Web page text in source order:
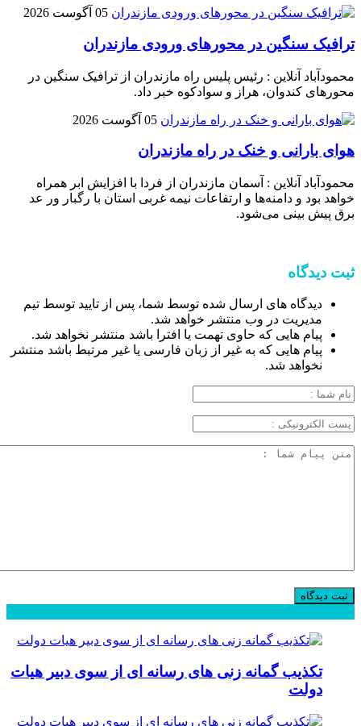
05 آگوست 2026
ترافیک سنگین در محور‌های ورودی مازندران
محمودآباد آنلاین : رئیس پلیس راه مازندران از ترافیک سنگین در
محور‌های کندوان، هراز و سوادکوه خبر داد.
05 آگوست 2026
هوای بارانی و خنک در راه مازندران
محمودآباد آنلاین : آسمان مازندران از فردا با افزایش ابر همراه
خواهد بود و دامنه‌ها و ارتفاعات نیمه غربی استان با رگبار ور عد
برق پیش بینی می‌شود.
ثبت دیدگاه
دیدگاه های ارسال شده توسط شما، پس از تایید توسط تیم
مدیریت در وب منتشر خواهد شد.
پیام هایی که حاوی تهمت یا افترا باشد منتشر نخواهد شد.
پیام هایی که به غیر از زبان فارسی یا غیر مرتبط باشد منتشر
نخواهد شد.
تکذیب گمانه زنی های رسانه ای از سوی دبیر هیات
دولت